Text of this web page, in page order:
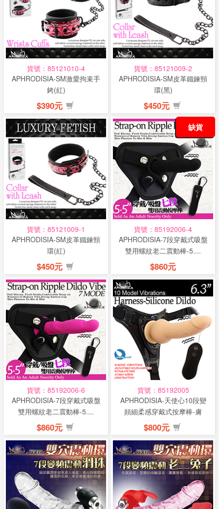
貨號：85121010-4
APHRODISIA-SM激愛拘束手
銬(紅)
$390元
貨號：85121009-2
APHRODISIA-SM皮革鐵鍊頸
環(黑)
$450元
貨號：85121009-1
APHRODISIA-SM皮革鐵鍊頸
環(紅)
$450元
貨號：85192006-4
APHRODISIA-7段穿戴式吸盤
雙用螺紋老二震動棒-5....
$860元
缺貨
貨號：85192006-6
APHRODISIA-7段穿戴式吸盤
雙用螺紋老二震動棒-5....
$860元
貨號：85192005
APHRODISIA-天使心10段變
頻細柔感穿戴式按摩棒-膚
$800元